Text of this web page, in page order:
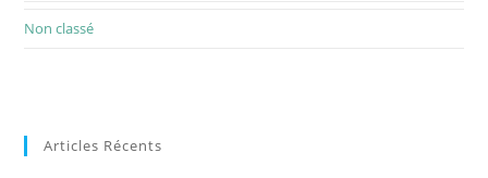
Non classé
Articles Récents